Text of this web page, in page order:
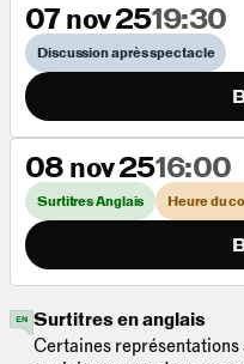
07 nov 2519:30
Discussion après spectacle
08 nov 2516:00
Surtitres Anglais Heure du
Surtitres en anglais
Certaines représentations